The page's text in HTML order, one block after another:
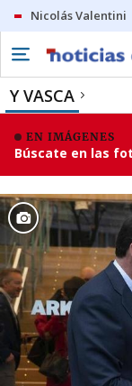
Nicolás Valentini
Y VASCA
EN IMÁGENES
Búscate en las